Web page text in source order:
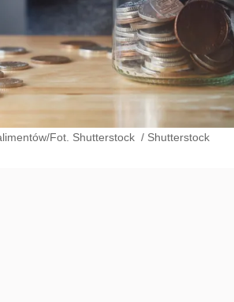
Fot. Shutterstock / Shutterstock